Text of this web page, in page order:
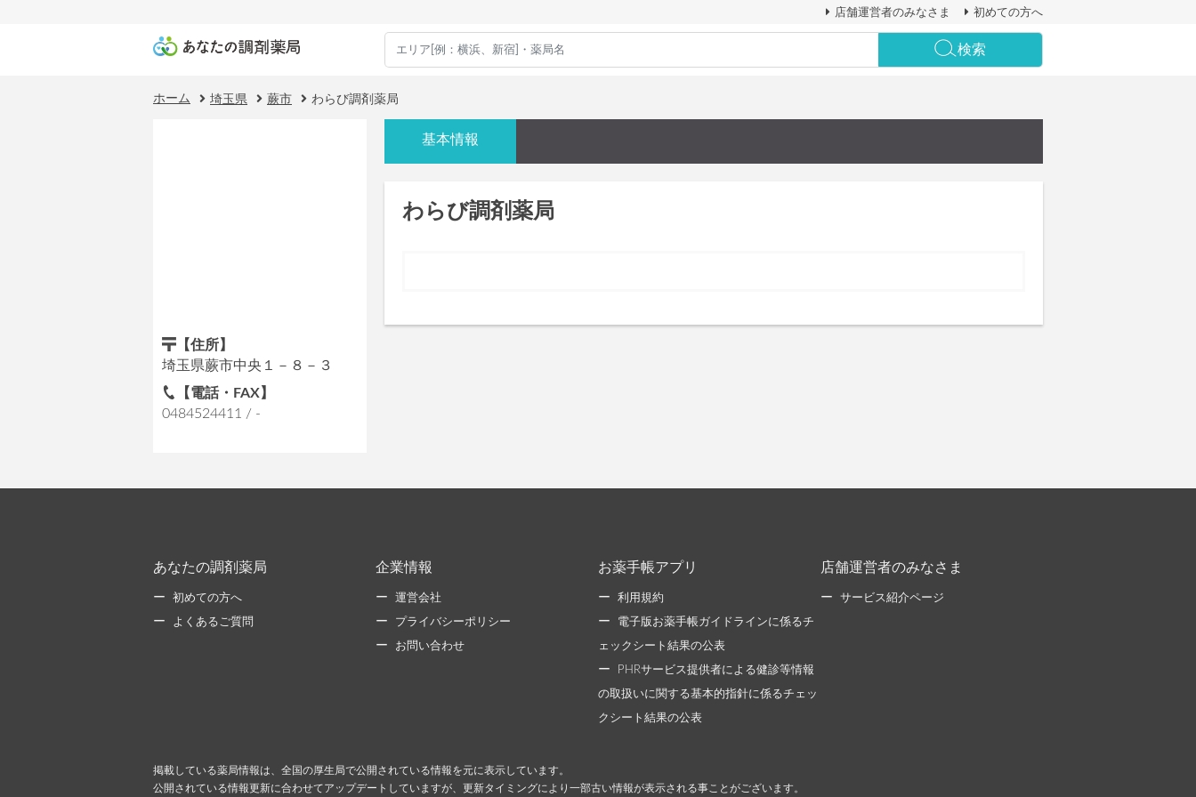
店舗運営者のみなさま 初めての方へ
検索
ホーム 埼玉県 蕨市 わらび調剤薬局
【住所】
埼玉県蕨市中央１－８－３
【電話・FAX】
0484524411 / -
基本情報
わらび調剤薬局
あなたの調剤薬局
初めての方へ
よくあるご質問
企業情報
運営会社
プライバシーポリシー
お問い合わせ
お薬手帳アプリ
利用規約
電子版お薬手帳ガイドラインに係るチ
ェックシート結果の公表
PHRサービス提供者による健診等情報
の取扱いに関する基本的指針に係るチェッ
クシート結果の公表
店舗運営者のみなさま
サービス紹介ページ
掲載している薬局情報は、全国の厚生局で公開されている情報を元に表示しています。
公開されている情報更新に合わせてアップデートしていますが、更新タイミングにより一部古い情報が表示される事ことがございます。